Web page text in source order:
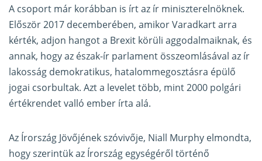
A csoport már korábban is írt az ír miniszterelnöknek.
Először 2017 decemberében, amikor Varadkart arra
kérték, adjon hangot a Brexit körüli aggodalmaiknak, és
annak, hogy az észak-ír parlament összeomlásával az ír
lakosság demokratikus, hatalommegosztásra épülő
jogai csorbultak. Azt a levelet több, mint 2000 polgári
értékrendet valló ember írta alá.
Az Írország Jövőjének szóvivője, Niall Murphy elmondta,
hogy szerintük az Írország egységéről történő